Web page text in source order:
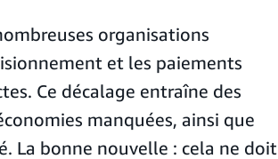
organisations
et les paiements
Ce décalage entraîne des
manquées, ainsi que
La bonne nouvelle : cela ne doit